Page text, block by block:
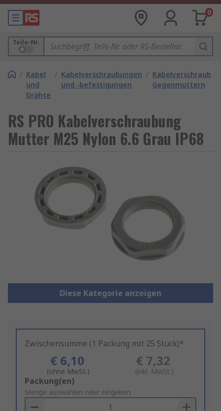
0
Teile-Nr.
/ Kabel
und
Drähte
/ Kabelverschraubungen
und -befestigungen
/
Gegenmuttern
RS PRO Kabelverschraubung
Mutter M25 Nylon 6.6 Grau IP68
Diese Kategorie anzeigen
Zwischensumme (1 Packung mit 25 Stück)*
€ 6,10
(ohne MwSt.)
€ 7,32
(inkl. MwSt.)
Add
to
Basket
Packung(en)
Menge auswählen oder eingeben